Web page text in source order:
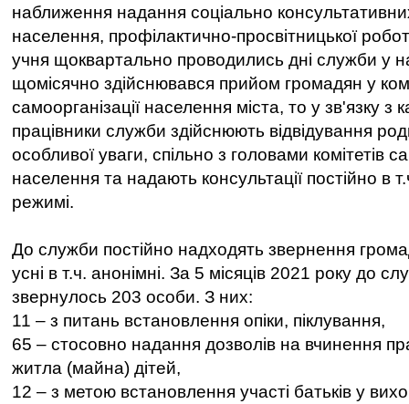
наближення надання соціально
населення, профілактично-просвітницької
учня щоквартально проводились дні служби у
щомісячно здійснювався прийом громадян у
самоорганізації населення міста, то у зв'язку з
працівники служби здійснюють відвідування
особливої уваги, спільно з головами комітетів
населення та надають консультації постійно в
режимі.
До служби постійно надходять звернення
усні в т.ч. анонімні. За 5 місяців 2021 року до
звернулось 203 особи. З них:
11 – з питань встановлення опіки, піклування,
65 – стосовно надання дозволів на вчинення
житла (майна) дітей,
12 – з метою встановлення участі батьків у